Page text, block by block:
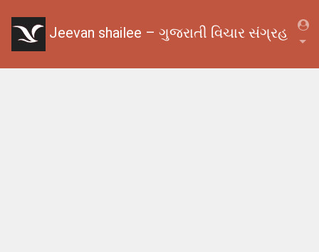
Jeevan shailee – ગુજરાતી વિચાર સંગ્રહ